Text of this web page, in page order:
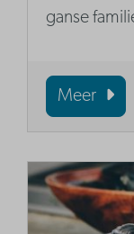
ganse
Meer